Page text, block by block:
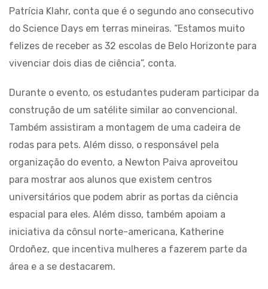
Patrícia Klahr, conta que é o segundo ano consecutivo
do Science Days em terras mineiras. “Estamos muito
felizes de receber as 32 escolas de Belo Horizonte para
vivenciar dois dias de ciência”, conta.
Durante o evento, os estudantes puderam participar da
construção de um satélite similar ao convencional.
Também assistiram a montagem de uma cadeira de
rodas para pets. Além disso, o responsável pela
organização do evento, a Newton Paiva aproveitou
para mostrar aos alunos que existem centros
universitários que podem abrir as portas da ciência
espacial para eles. Além disso, também apoiam a
iniciativa da cônsul norte-americana, Katherine
Ordoñez, que incentiva mulheres a fazerem parte da
área e a se destacarem.